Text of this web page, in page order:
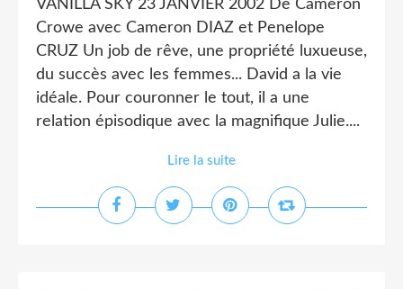
VANILLA SKY 23 JANVIER 2002 De Cameron
Crowe avec Cameron DIAZ et Penelope
CRUZ Un job de rêve, une propriété luxueuse,
du succès avec les femmes... David a la vie
idéale. Pour couronner le tout, il a une
relation épisodique avec la magnifique Julie....
Lire la suite